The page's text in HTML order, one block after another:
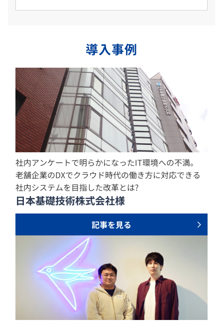
導入事例
社内アンケートで明らかになったIT環境への不満。
老舗企業のDXでクラウド時代の働き方に対応できる
社内システムを目指した改革とは?
日本基礎技術株式会社様
記事を見る